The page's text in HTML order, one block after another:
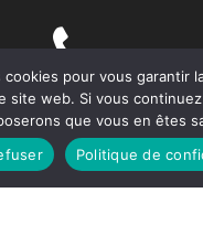
+33 (0)2 31 22 02 55
pour vous garantir
site web. Si vous
que vous en êtes
Politique de